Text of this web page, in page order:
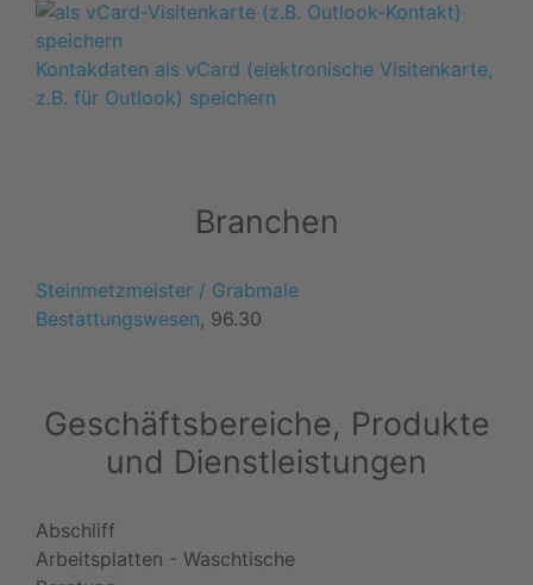
Kontakdaten als vCard (elektronische Visitenkarte,
z.B. für Outlook) speichern
Branchen
Steinmetzmeister / Grabmale
Bestattungswesen, 96.30
Geschäftsbereiche, Produkte
und Dienstleistungen
Abschliff
Arbeitsplatten - Waschtische